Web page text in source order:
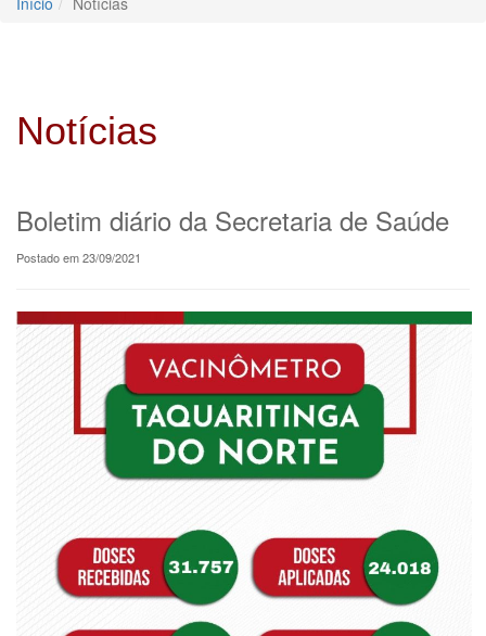
Notícias
Boletim diário da Secretaria de Saúde
Postado em 23/09/2021